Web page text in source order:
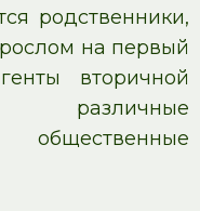
родственники,
на первый
вторичной
различные